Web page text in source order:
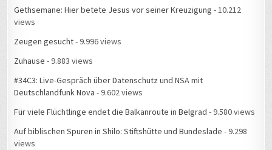
Gethsemane: Hier betete Jesus vor seiner Kreuzigung - 10.212
views
Zeugen gesucht- 9.996 views
Zuhause - 9.883 views
#34C3: Live-Gespräch über Datenschutz und NSA mit
Deutschlandfunk Nova - 9.602 views
Für viele Flüchtlinge endet die Balkanroute in Belgrad - 9.580 views
Auf biblischen Spuren in Shilo: Stiftshütte und Bundeslade - 9.298
views